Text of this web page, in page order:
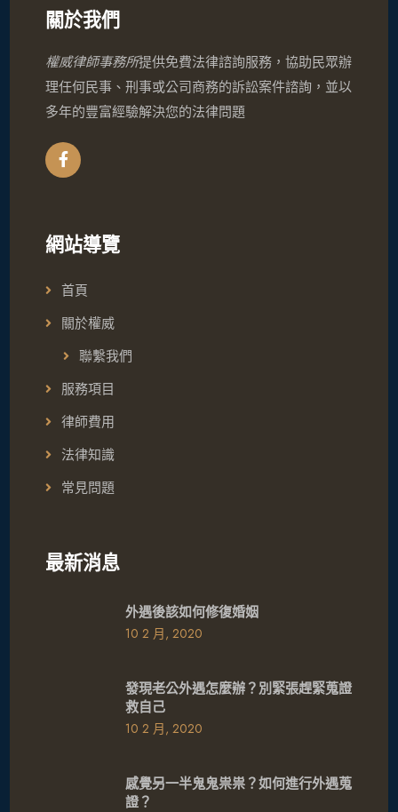
關於我們
權威律師事務所提供免費法律諮詢服務，協助民眾辦
理任何民事、刑事或公司商務的訴訟案件諮詢，並以
多年的豐富經驗解決您的法律問題
網站導覽
首頁
關於權威
聯繫我們
服務項目
律師費用
法律知識
常見問題
最新消息
外遇後該如何修復婚姻
10 2 月, 2020
發現老公外遇怎麼辦？別緊張趕緊蒐證
救自己
10 2 月, 2020
感覺另一半鬼鬼祟祟？如何進行外遇蒐
證？